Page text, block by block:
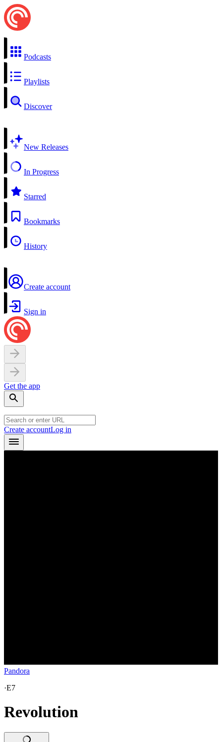
Podcasts
Playlists
Discover
New Releases
In Progress
Starred
Bookmarks
History
Create account
Sign in
Get the app
Create accountLog in
Pandora
·E7
Revolution